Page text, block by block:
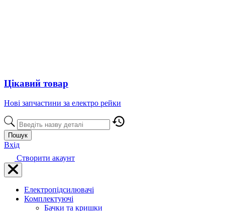
Цікавий товар
Нові запчастини за електро рейки
Пошук
Вхід
Створити акаунт
Електропідсилювачі
Комплектуючі
Бачки та кришки